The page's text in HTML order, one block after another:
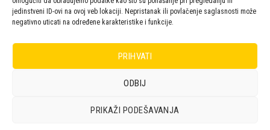
jedinstveni ID-ovi na ovoj veb lokaciji. Nepristanak ili povlačenje saglasnosti može
negativno uticati na određene karakteristike i funkcije.
PRIHVATI
ODBIJ
PRIKAŽI PODEŠAVANJA